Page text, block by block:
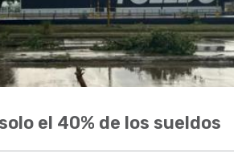
el 40% de los sueldos